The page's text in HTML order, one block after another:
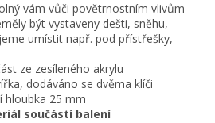
vám vůči povětrnostním vlivům
být vystaveny dešti, sněhu,
umístit např. pod přístřešky,
ze zesíleného akrylu
dodáváno se dvěma klíči
hloubka 25 mm
součástí balení